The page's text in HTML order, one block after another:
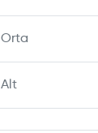
Orta
Alt